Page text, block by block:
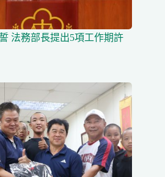
法務部長提出5項工作期許